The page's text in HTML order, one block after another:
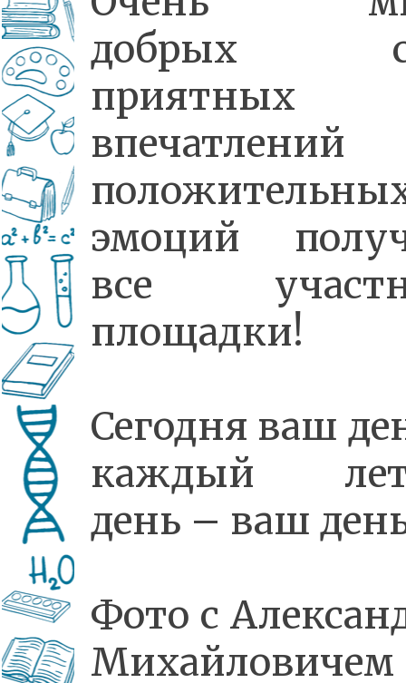
добрых
приятных
эмоций
все
площадки!
Сегодня ваш
каждый
день – ваш
Фото с
Михайловичем